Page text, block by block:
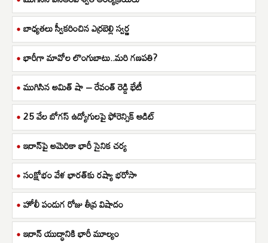
బాధ్యతలు స్వీకరించిన ఎర్రబెల్లి స్వర్ణ
భారీగా మావోల లొంగుబాటు..మరి గణపతి?
ముగిసిన అమిత్ షా – రేవంత్ రెడ్డి భేటీ
25 వేల బోగస్ ఉద్యోగులపై ఫోరెన్సిక్ ఆడిట్
ఇరాన్‌పై అమెరికా భారీ సైనిక చర్య
సంక్షోభం వేళ భారత్‌కు రష్యా భరోసా
హోలీ పండుగ రోజు తీవ్ర విషాదం
ఇరాన్ యుద్ధానికి భారీ మూల్యం